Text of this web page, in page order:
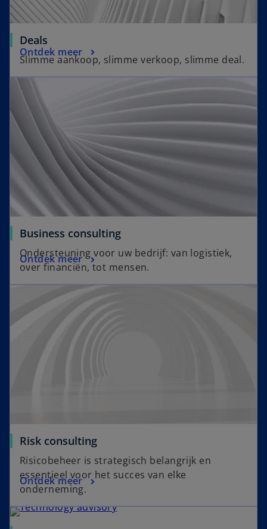
Deals
Slimme aankoop, slimme verkoop, slimme deal.
Ontdek meer
Business consulting
Ondersteuning voor uw bedrijf: van logistiek,
over financiën, tot mensen.
Ontdek meer
Risk consulting
Risicobeheer is strategisch belangrijk en
essentieel voor het succes van elke
onderneming.
Ontdek meer